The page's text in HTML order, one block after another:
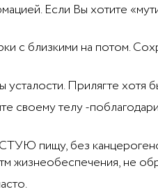
Если Вы хотите
с близкими на потом.
Прилягте хотя
своему телу -
пищу, без
жизнеобеспечения, не